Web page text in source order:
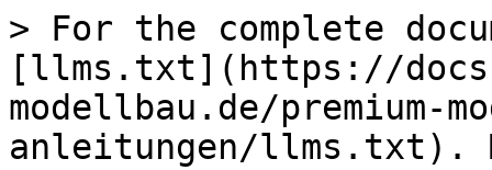
> For the complete
[llms.txt](https://
modellbau.de/premium-
anleitungen/llms.txt).